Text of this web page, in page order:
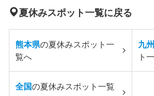
夏休みスポット一覧に戻る
熊本県の夏休みスポット一
覧へ
九
ト
全国の夏休みスポット一覧